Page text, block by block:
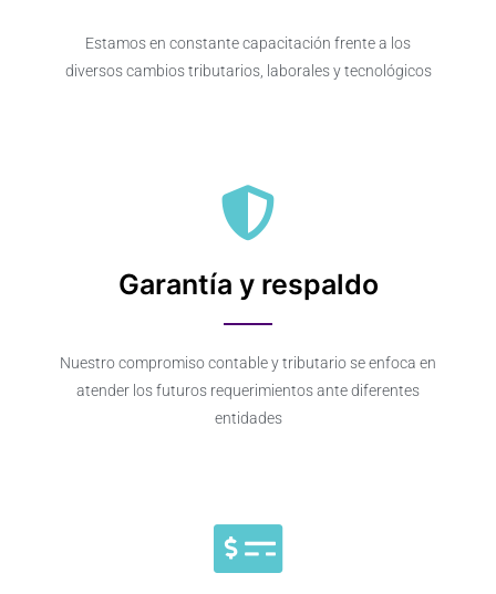
Estamos en constante capacitación frente a los
diversos cambios tributarios, laborales y tecnológicos
Garantía y respaldo
Nuestro compromiso contable y tributario se enfoca en
atender los futuros requerimientos ante diferentes
entidades